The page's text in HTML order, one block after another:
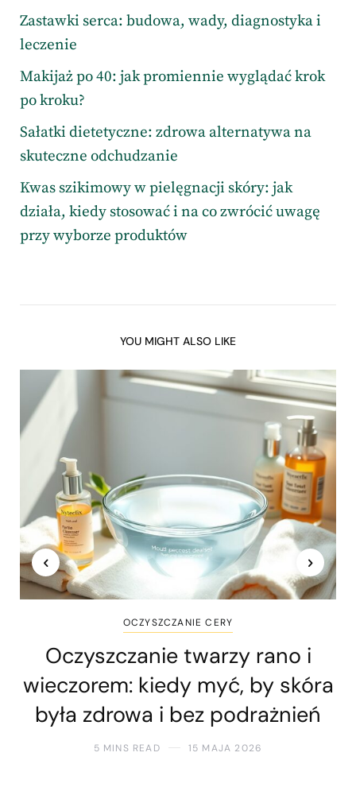
Zastawki serca: budowa, wady, diagnostyka i
leczenie
Makijaż po 40: jak promiennie wyglądać krok
po kroku?
Sałatki dietetyczne: zdrowa alternatywa na
skuteczne odchudzanie
Kwas szikimowy w pielęgnacji skóry: jak
działa, kiedy stosować i na co zwrócić uwagę
przy wyborze produktów
YOU MIGHT ALSO LIKE
OCZYSZCZANIE CERY
Oczyszczanie twarzy rano i
wieczorem: kiedy myć, by skóra
była zdrowa i bez podrażnień
5 MINS READ 15 MAJA 2026